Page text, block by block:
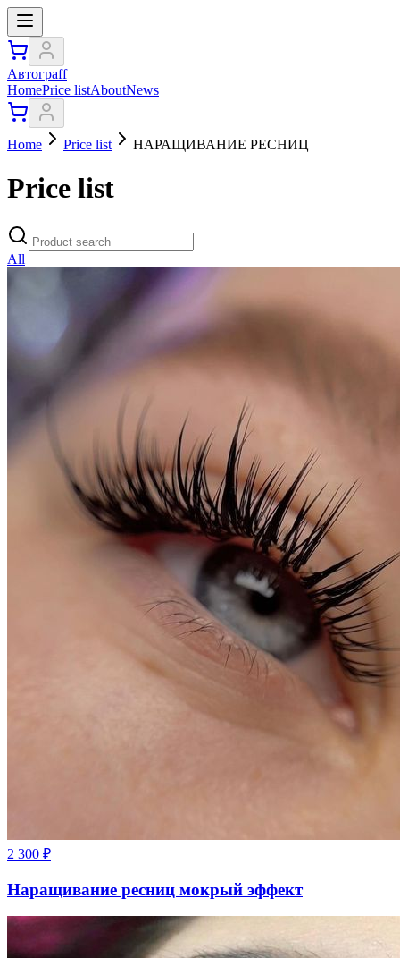
Автограff
HomePrice listAboutNews
Home Price list НАРАЩИВАНИЕ РЕСНИЦ
Price list
All
2 300 ₽
Наращивание ресниц мокрый эффект